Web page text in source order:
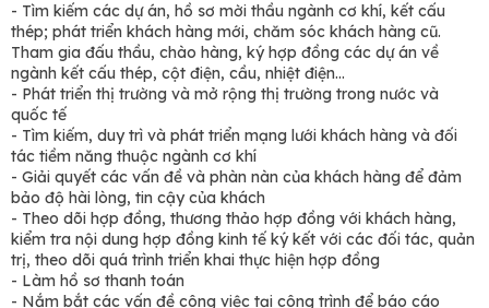
- Tìm kiếm các dự án, hồ sơ mời thầu ngành cơ khí, kết cấu
thép; phát triển khách hàng mới, chăm sóc khách hàng cũ.
Tham gia đấu thầu, chào hàng, ký hợp đồng các dự án về
ngành kết cấu thép, cột điện, cầu, nhiệt điện...
- Phát triển thị trường và mở rộng thị trường trong nước và
quốc tế
- Tìm kiếm, duy trì và phát triển mạng lưới khách hàng và đối
tác tiềm năng thuộc ngành cơ khí
- Giải quyết các vấn đề và phàn nàn của khách hàng để đảm
bảo độ hài lòng, tin cậy của khách
- Theo dõi hợp đồng, thương thảo hợp đồng với khách hàng,
kiểm tra nội dung hợp đồng kinh tế ký kết với các đối tác, quản
trị, theo dõi quá trình triển khai thực hiện hợp đồng
- Làm hồ sơ thanh toán
- Nắm bắt các vấn đề công việc tại công trình để báo cáo